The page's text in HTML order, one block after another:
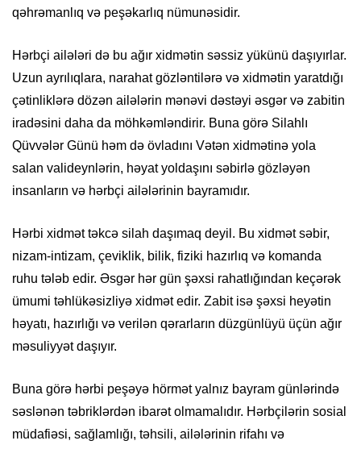
qəhrəmanlıq və peşəkarlıq nümunəsidir.
Hərbçi ailələri də bu ağır xidmətin səssiz yükünü daşıyırlar.
Uzun ayrılıqlara, narahat gözləntilərə və xidmətin yaratdığı
çətinliklərə dözən ailələrin mənəvi dəstəyi əsgər və zabitin
iradəsini daha da möhkəmləndirir. Buna görə Silahlı
Qüvvələr Günü həm də övladını Vətən xidmətinə yola
salan valideynlərin, həyat yoldaşını səbirlə gözləyən
insanların və hərbçi ailələrinin bayramıdır.
Hərbi xidmət təkcə silah daşımaq deyil. Bu xidmət səbir,
nizam-intizam, çeviklik, bilik, fiziki hazırlıq və komanda
ruhu tələb edir. Əsgər hər gün şəxsi rahatlığından keçərək
ümumi təhlükəsizliyə xidmət edir. Zabit isə şəxsi heyətin
həyatı, hazırlığı və verilən qərarların düzgünlüyü üçün ağır
məsuliyyət daşıyır.
Buna görə hərbi peşəyə hörmət yalnız bayram günlərində
səslənən təbriklərdən ibarət olmamalıdır. Hərbçilərin sosial
müdafiəsi, sağlamlığı, təhsili, ailələrinin rifahı və